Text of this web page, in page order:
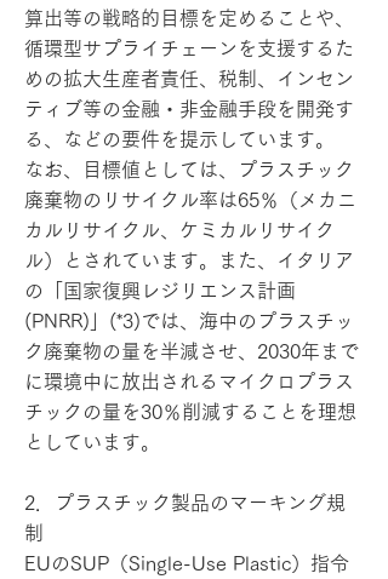
算出等の戦略的目標を定めることや、
循環型サプライチェーンを支援するた
めの拡大生産者責任、税制、インセン
ティブ等の金融・非金融手段を開発す
る、などの要件を提示しています。
なお、目標値としては、プラスチック
廃棄物のリサイクル率は65％（メカニ
カルリサイクル、ケミカルリサイク
ル）とされています。また、イタリア
の「国家復興レジリエンス計画
(PNRR)」(*3)では、海中のプラスチッ
ク廃棄物の量を半減させ、2030年まで
に環境中に放出されるマイクロプラス
チックの量を30％削減することを理想
としています。
2．プラスチック製品のマーキング規
制
EUのSUP（Single-Use Plastic）指令